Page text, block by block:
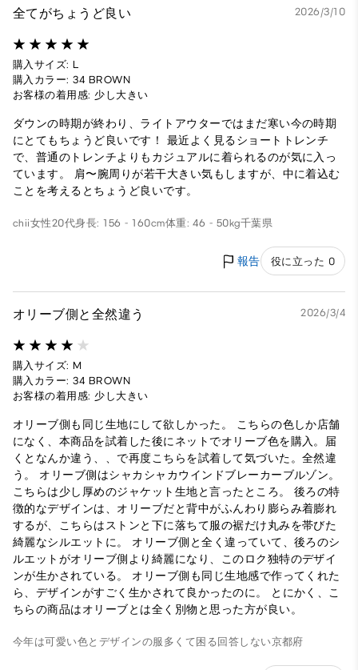
全てがちょうど良い 2026/3/10
購入サイズ: L
購入カラー: 34 BROWN
お客様の着用感: 少し大きい
ダウンの時期が終わり、ライトアウターではまだ寒い今の時期
にとてもちょうど良いです！ 最近よく見るショートトレンチ
で、普通のトレンチよりもカジュアルに着られるのが気に入っ
ています。 肩〜腕周りが若干大きい気もしますが、中に着込む
ことを考えるとちょうど良いです。
chii女性20代身長: 156 - 160cm体重: 46 - 50kg千葉県
報告 役に立った 0
オリーブ側と全然違う 2026/3/4
購入サイズ: M
購入カラー: 34 BROWN
お客様の着用感: 少し大きい
オリーブ側も同じ生地にして欲しかった。 こちらの色しか店舗
になく、本商品を試着した後にネットでオリーブ色を購入。届
くとなんか違う、、で再度こちらを試着して気づいた。全然違
う。 オリーブ側はシャカシャカウインドブレーカーブルゾン。
こちらは少し厚めのジャケット生地と言ったところ。 後ろの特
徴的なデザインは、オリーブだと背中がふんわり膨らみ着膨れ
するが、こちらはストンと下に落ちて服の裾だけ丸みを帯びた
綺麗なシルエットに。 オリーブ側と全く違っていて、後ろのシ
ルエットがオリーブ側より綺麗になり、このロク独特のデザイ
ンが生かされている。 オリーブ側も同じ生地感で作ってくれた
ら、デザインがすごく生かされて良かったのに。 とにかく、こ
ちらの商品はオリーブとは全く別物と思った方が良い。
今年は可愛い色とデザインの服多くて困る 回答しない京都府